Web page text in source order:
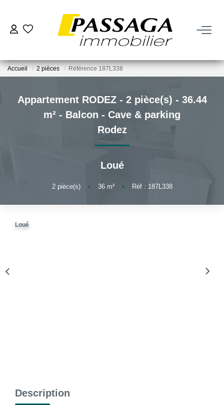
VENDRE
Nos Biens Vendus
FAIRE GÉRER
Accueil 2 pièces Référence 187L338
Appartement RODEZ - 2 pièce(s) - 36.44
m² - Balcon - Cave & parking
Rodez
Loué
2pièce(s) • 36m² • Réf : 187L338
Loué
Description